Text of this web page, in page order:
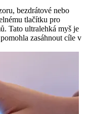
bezdrátové nebo
tlačítku pro
Tato ultralehká myš je
zasáhnout cíle v